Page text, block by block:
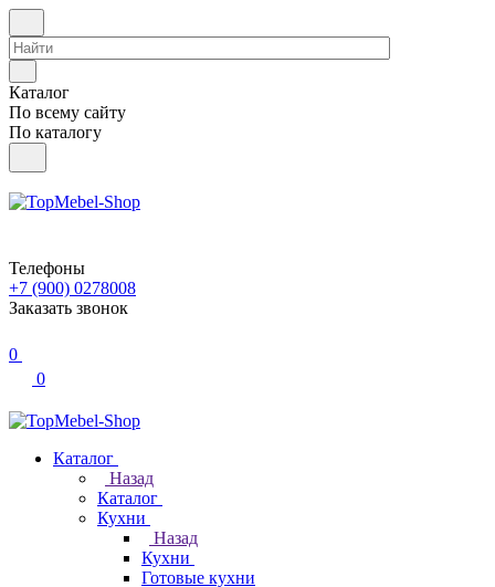
Каталог
По всему сайту
По каталогу
Телефоны
+7 (900) 0278008
Заказать звонок
0
0
Каталог
Назад
Каталог
Кухни
Назад
Кухни
Готовые кухни